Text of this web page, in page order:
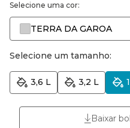
Selecione uma cor:
TERRA DA GAROA
Selecione um tamanho:
3,6 L 3,2 L
Baixar